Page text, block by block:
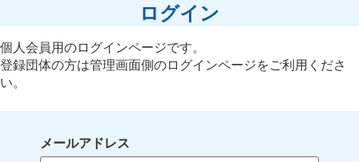
ログイン
個人会員用のログインページです。
登録団体の方は管理画面側のログインページをご利用くださ
い。
メールアドレス